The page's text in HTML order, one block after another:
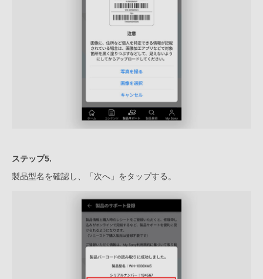
ステップ5.
製品型名を確認し、「次へ」をタップする。